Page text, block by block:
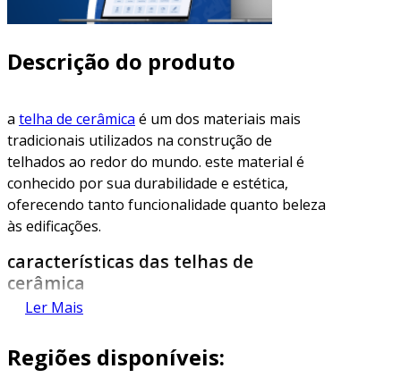
Descrição do produto
a telha de cerâmica é um dos materiais mais
tradicionais utilizados na construção de
telhados ao redor do mundo. este material é
conhecido por sua durabilidade e estética,
oferecendo tanto funcionalidade quanto beleza
às edificações.
características das telhas de
cerâmica
as telhas de cerâmica destacam-se por várias
as mais relevantes:
Ler Mais
Regiões disponíveis: